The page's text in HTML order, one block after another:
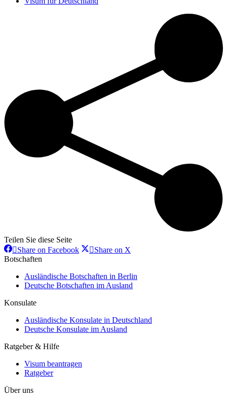
Teilen Sie diese Seite
Share on FacebookShareShare on X
Botschaften
Ausländische Botschaften in Berlin
Deutsche Botschaften im Ausland
Konsulate
Ausländische Konsulate in Deutschland
Deutsche Konsulate im Ausland
Ratgeber & Hilfe
Visum beantragen
Ratgeber
Über uns